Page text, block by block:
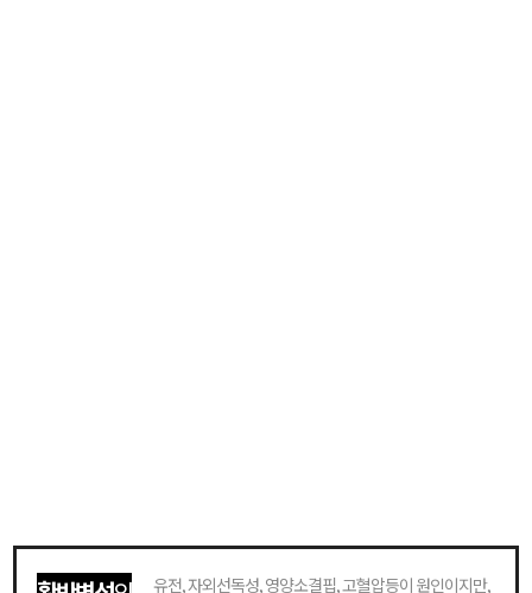
유전, 자외선독성, 영양소결핍, 고혈압등이 원인이지만,